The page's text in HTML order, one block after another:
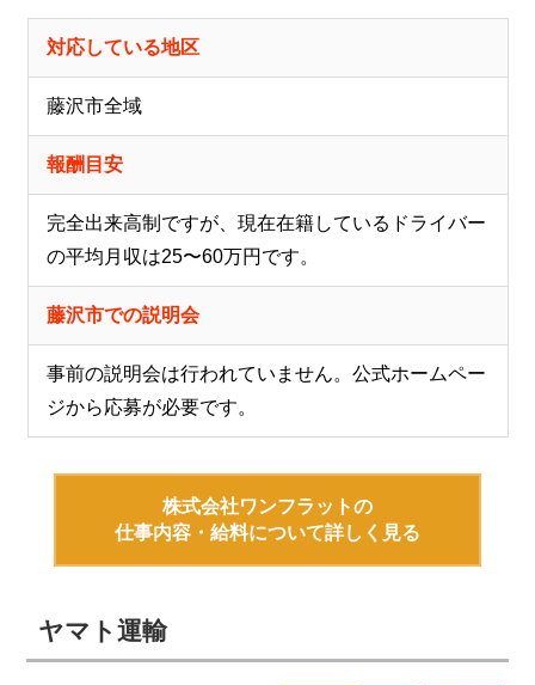
対応している地区
藤沢市全域
報酬目安
完全出来高制ですが、現在在籍しているドライバー
の平均月収は25〜60万円です。
藤沢市での説明会
事前の説明会は行われていません。公式ホームペー
ジから応募が必要です。
株式会社ワンフラットの
仕事内容・給料について詳しく見る
ヤマト運輸